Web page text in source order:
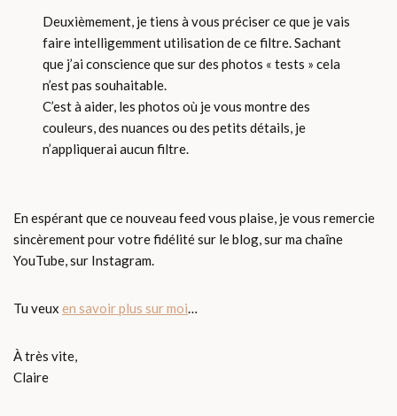
Deuxièmement, je tiens à vous préciser ce que je vais
faire intelligemment utilisation de ce filtre. Sachant
que j’ai conscience que sur des photos « tests » cela
n’est pas souhaitable.
C’est à aider, les photos où je vous montre des
couleurs, des nuances ou des petits détails, je
n’appliquerai aucun filtre.
En espérant que ce nouveau feed vous plaise, je vous remercie
sincèrement pour votre fidélité sur le blog, sur ma chaîne
YouTube, sur Instagram.
Tu veux en savoir plus sur moi…
À très vite,
Claire